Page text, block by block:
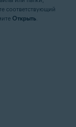
соответствующий
Открыть.